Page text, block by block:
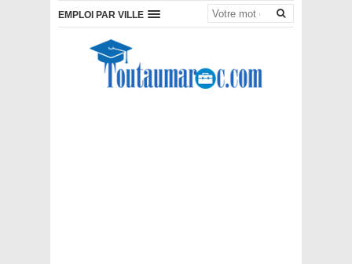
EMPLOI PAR VILLE